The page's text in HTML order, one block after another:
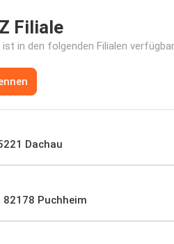
Filiale
in den folgenden Filialen
Dachau
Puchheim